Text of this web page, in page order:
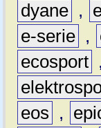
dyane ,
e-serie ,
ecosport ,
eos
,